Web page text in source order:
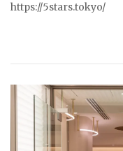
https://5stars.tokyo/